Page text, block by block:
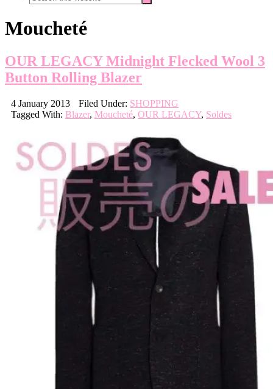
this
Moucheté
OUR LEGACY Midnight Flecked Wool 3
Button Rolling Blazer
4 January 2013 Filed Under: SHOPPING
Tagged With: Blazer, Moucheté, OUR LEGACY, Soldes